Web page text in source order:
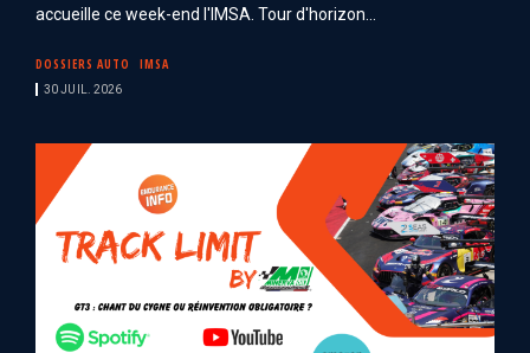
accueille ce week-end l'IMSA. Tour d'horizon...
DOSSIERS AUTO IMSA
30 JUIL. 2026